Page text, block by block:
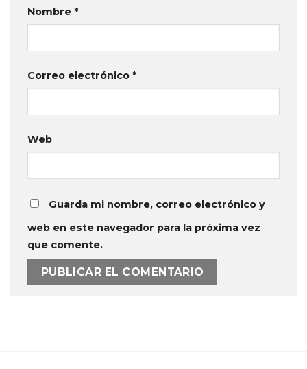
Nombre *
Correo electrónico *
Web
Guarda mi nombre, correo electrónico y
web en este navegador para la próxima vez
que comente.